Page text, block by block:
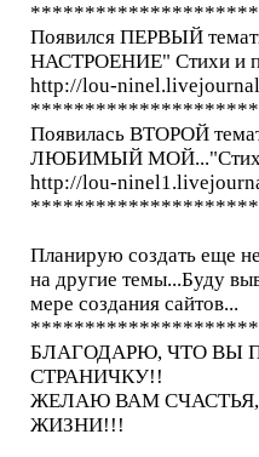
Появился ПЕРВЫЙ
НАСТРОЕНИЕ" Стихи и
http://lou-
Появилась ВТОРОЙ
ЛЮБИМЫЙ МОЙ..."Стихи
http://lou-
Планирую создать еще
на другие темы...Буду
мере создания сайтов...
БЛАГОДАРЮ, ЧТО ВЫ
СТРАНИЧКУ!!
ЖЕЛАЮ ВАМ
ЖИЗНИ!!!